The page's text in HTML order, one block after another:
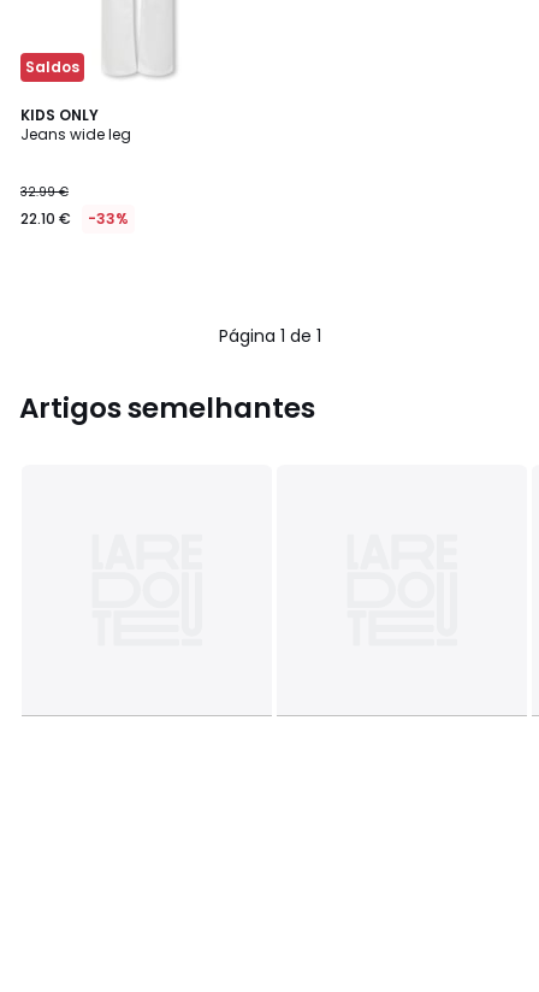
Saldos
KIDS ONLY
Jeans wide leg
32.99 €
22.10 € -33%
Página 1 de 1
Artigos semelhantes